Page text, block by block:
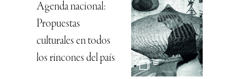
Agenda nacional:
Propuestas
culturales en todos
los rincones del país